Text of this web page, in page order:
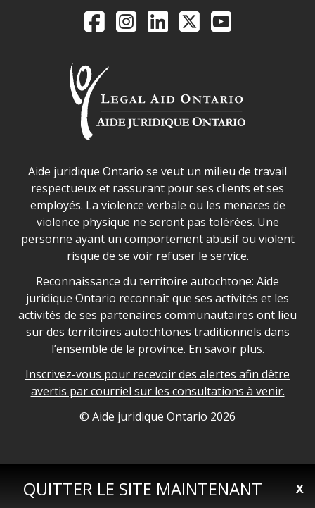
QUITTER LE SITE MAINTENANT X
Legal Aid Ontario
FacebookInstagram
LinkedIn
X YouTube
Déclaration sur la sécurité dans les locaux d'AJO.
Aide juridique Ontario se veut un milieu de travail
respectueux et rassurant pour ses clients et ses
employés. La violence verbale ou les menaces de
violence physique ne seront pas tolérées. Une
personne ayant un comportement abusif ou violent
risque de se voir refuser le service.
Legal Aid Ontario land acknowledgement
Reconnaissance du territoire autochtone: Aide
juridique Ontario reconnaît que ses activités et les
activités de ses partenaires communautaires ont lieu
sur des territoires autochtones traditionnels dans
l’ensemble de la province. En savoir plus.
Inscrivez-vous pour recevoir des alertes afin dêtre
avertis par courriel sur les consultations à venir.
Legal Aid Ontario copyright information
© Aide juridique Ontario 2026